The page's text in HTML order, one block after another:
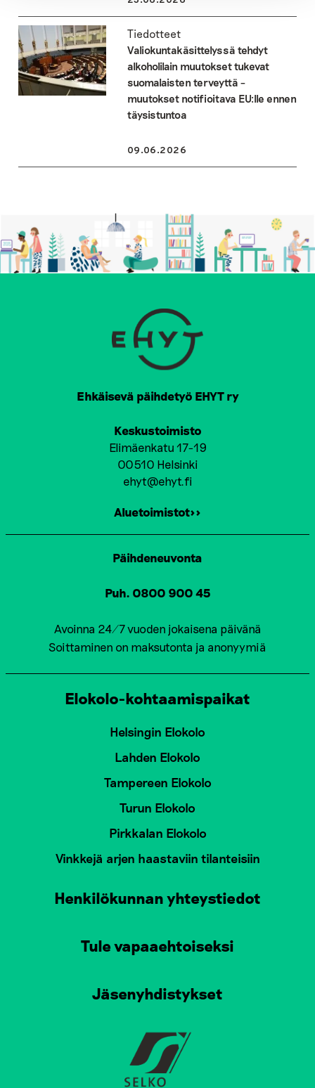
Tiedotteet
Valiokuntakäsittelyssä tehdyt
alkoholilain muutokset tukevat
suomalaisten terveyttä –
muutokset notifioitava EU:lle ennen
täysistuntoa
09.06.2026
Ehkäisevä päihdetyö EHYT ry
Keskustoimisto
Elimäenkatu 17-19
00510 Helsinki
ehyt@ehyt.fi
Aluetoimistot>>
Päihdeneuvonta
Puh. 0800 900 45
Avoinna 24/7 vuoden jokaisena päivänä
Soittaminen on maksutonta ja anonyymiä
Elokolo-kohtaamispaikat
Helsingin Elokolo
Lahden Elokolo
Tampereen Elokolo
Turun Elokolo
Pirkkalan Elokolo
Vinkkejä arjen haastaviin tilanteisiin
Henkilökunnan yhteystiedot
Tule vapaaehtoiseksi
Jäsenyhdistykset